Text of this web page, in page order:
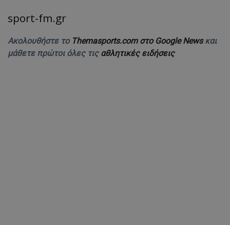
sport-fm.gr
Ακολουθήστε το Themasports.com στο Google Newsκαι
μάθετε πρώτοι όλες τις αθλητικές ειδήσεις